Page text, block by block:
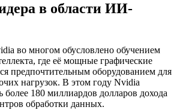
в области ИИ-
во многом обусловлено обучением
где её мощные графические
предпочтительным оборудованием для
нагрузок. В этом году Nvidia
более 180 миллиардов долларов дохода
обработки данных.